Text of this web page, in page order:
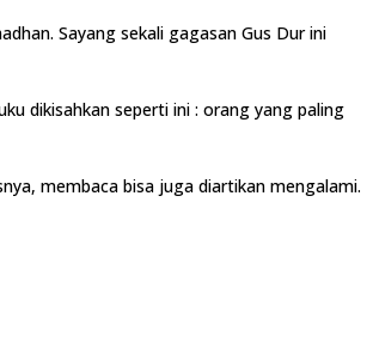
Sayang sekali gagasan Gus Dur ini
dikisahkan seperti ini : orang yang paling
membaca bisa juga diartikan mengalami.